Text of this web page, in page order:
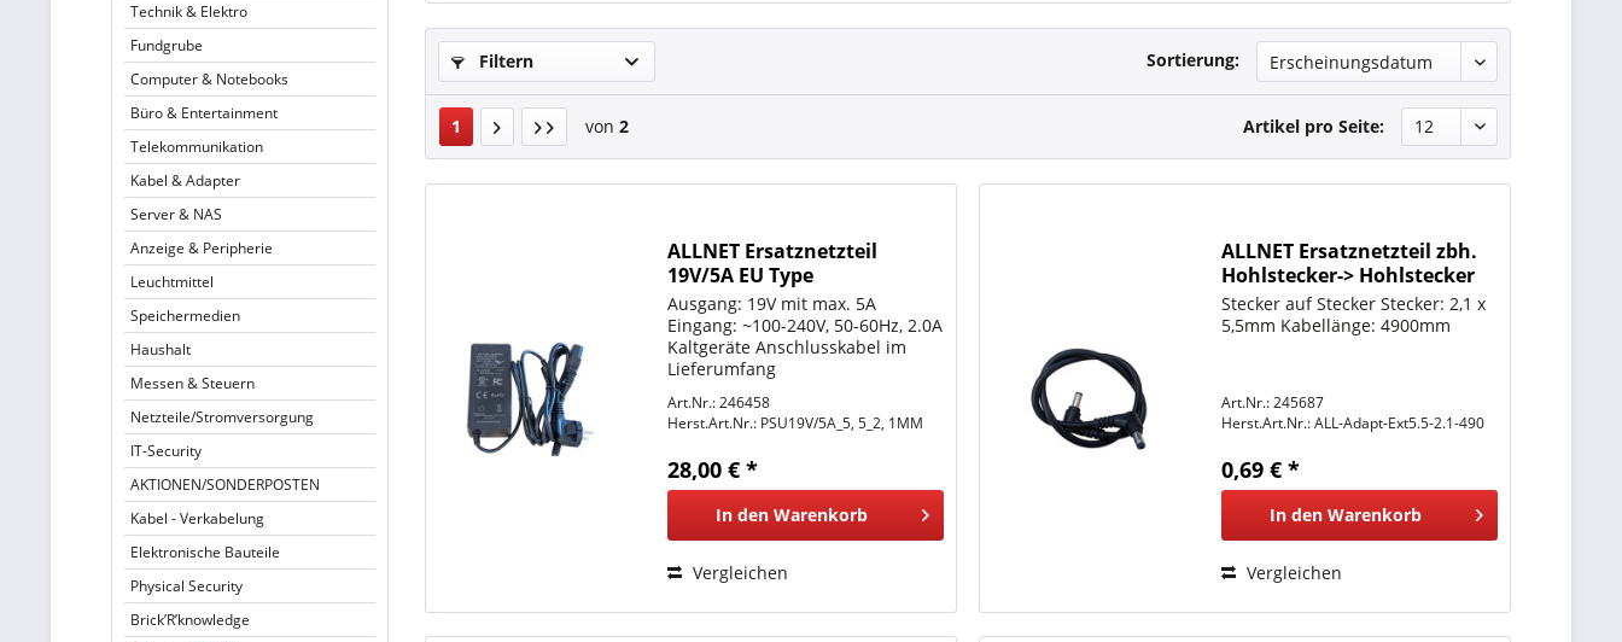
Technik & Elektro
Fundgrube
Computer & Notebooks
Büro & Entertainment
Telekommunikation
Kabel & Adapter
Server & NAS
Anzeige & Peripherie
Leuchtmittel
Speichermedien
Haushalt
Messen & Steuern
Netzteile/Stromversorgung
IT-Security
AKTIONEN/SONDERPOSTEN
Kabel - Verkabelung
Elektronische Bauteile
Physical Security
Brick’R’knowledge
Filtern Sortierung:
1 von 2 Artikel pro Seite:
ALLNET Ersatznetzteil
19V/5A EU Type
Ausgang: 19V mit max. 5A
Eingang: ~100-240V, 50-60Hz, 2.0A
Kaltgeräte Anschlusskabel im
Lieferumfang
Art.Nr.: 246458
Herst.Art.Nr.: PSU19V/5A_5, 5_2, 1MM
28,00 € *
In den Warenkorb
Vergleichen
ALLNET Ersatznetzteil zbh.
Hohlstecker-> Hohlstecker
Adapterkabel -> 5,5mm x
2,1mm 0,5m
Stecker auf Stecker Stecker: 2,1 x
5,5mm Kabellänge: 4900mm
Art.Nr.: 245687
Herst.Art.Nr.:ALL-Adapt-Ext5.5-2.1-490
0,69 € *
In den Warenkorb
Vergleichen